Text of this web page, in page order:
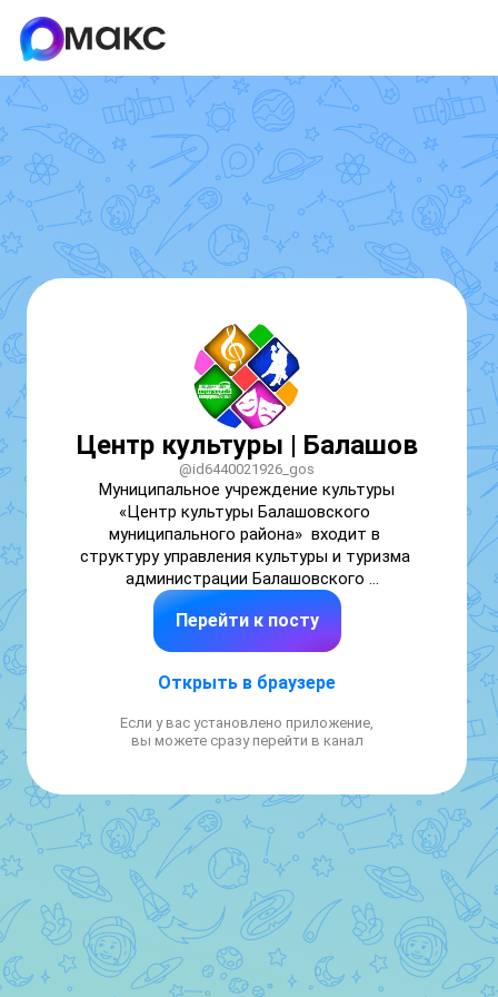
Центр культуры | Балашов
@id6440021926_gos
Муниципальное учреждение культуры
«Центр культуры Балашовского
муниципального района»  входит в
структуру управления культуры и туризма
администрации Балашовского
муниципального района и является базовым
учреждением культуры Саратовской
области для проведения областных
Правобережной зоны, районных и городских
Перейти к посту
Открыть в браузере
Если у вас установлено приложение,
вы можете сразу перейти в канал